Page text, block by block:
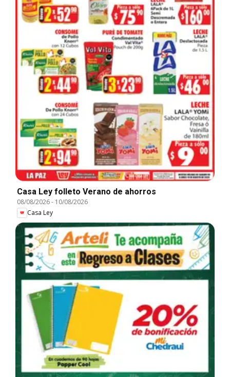
Casa Ley folleto Verano de ahorros
08/08/2026- 10/08/2026
Casa Ley